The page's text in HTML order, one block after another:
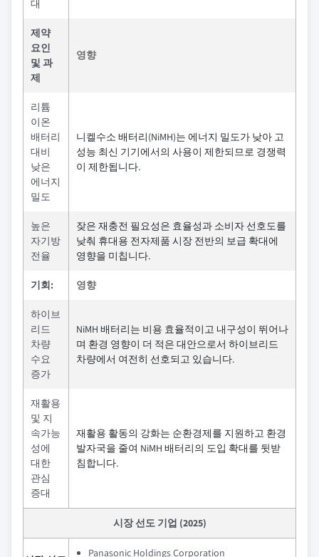
대
제약
요인
및 과
제
영향
리튬
이온
배터리
대비
낮은
에너지
밀도
니켈수소 배터리(NiMH)는 에너지 밀도가 낮아 고
성능 최신 기기에서의 사용이 제한되므로 경쟁력
이 제한됩니다.
높은
자기방
전율
잦은 재충전 필요성은 효율성과 소비자 선호도를
낮춰 휴대용 전자제품 시장 전반의 보급 확대에
영향을 미칩니다.
기회: 영향
하이브
리드
차량
수요
증가
NiMH 배터리는 비용 효율적이고 내구성이 뛰어나
며 환경 영향이 더 적은 대안으로서 하이브리드
차량에서 여전히 선호되고 있습니다.
재활용
및 지
속가능
성에
대한
관심
증대
재활용 활동의 강화는 순환경제를 지원하고 환경
발자국을 줄여 NiMH 배터리의 도입 확대를 뒷받
침합니다.
시장 선도 기업 (2025)
Panasonic Holdings Corporation